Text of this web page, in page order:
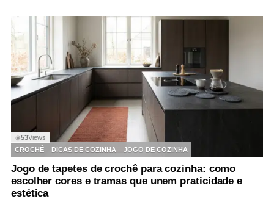
◉53Views
CROCHÊ
DICAS DE COZINHA JOGO DE COZINHA
Jogo de tapetes de crochê para cozinha: como
escolher cores e tramas que unem praticidade e
estética